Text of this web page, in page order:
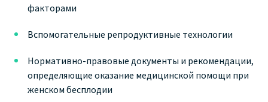
факторами
Вспомогательные репродуктивные технологии
Нормативно-правовые документы и рекомендации,
определяющие оказание медицинской помощи при
женском бесплодии